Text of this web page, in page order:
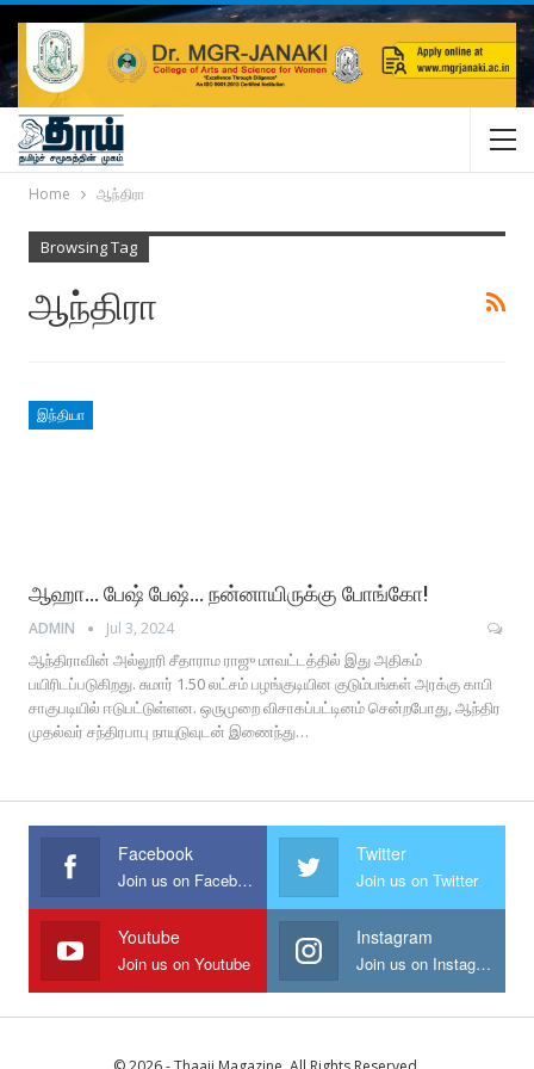
Home ஆந்திரா
Browsing Tag
ஆந்திரா
இந்தியா
ஆஹா… பேஷ் பேஷ்… நன்னாயிருக்கு போங்கோ!
ADMIN Jul 3, 2024
ஆந்திராவின் அல்லூரி சீதாராம ராஜு மாவட்டத்தில் இது அதிகம்
பயிரிடப்படுகிறது. சுமார் 1.50 லட்சம் பழங்குடியின குடும்பங்கள் அரக்கு காபி
சாகுபடியில் ஈடுபட்டுள்ளன. ஒருமுறை விசாகப்பட்டினம் சென்றபோது, ஆந்திர
முதல்வர் சந்திரபாபு நாயுடுவுடன் இணைந்து…
Facebook
Join us on Facebook
Twitter
Join us on Twitter
Youtube
Join us on Youtube
Instagram
Join us on Instagram